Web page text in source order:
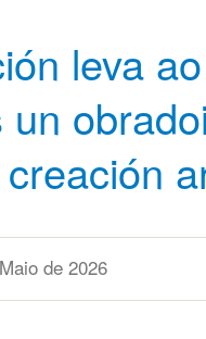
leva
de 2026